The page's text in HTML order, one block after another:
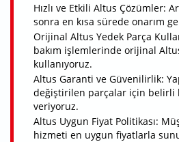
Hızlı ve Etkili Altus Çözümler:
sonra en kısa sürede onarım
Orijinal Altus Yedek Parça
bakım işlemlerinde orijinal
kullanıyoruz.
Altus Garanti ve Güvenilirlik:
değiştirilen parçalar için belirli
veriyoruz.
Altus Uygun Fiyat Politikası:
hizmeti en uygun fiyatlarla